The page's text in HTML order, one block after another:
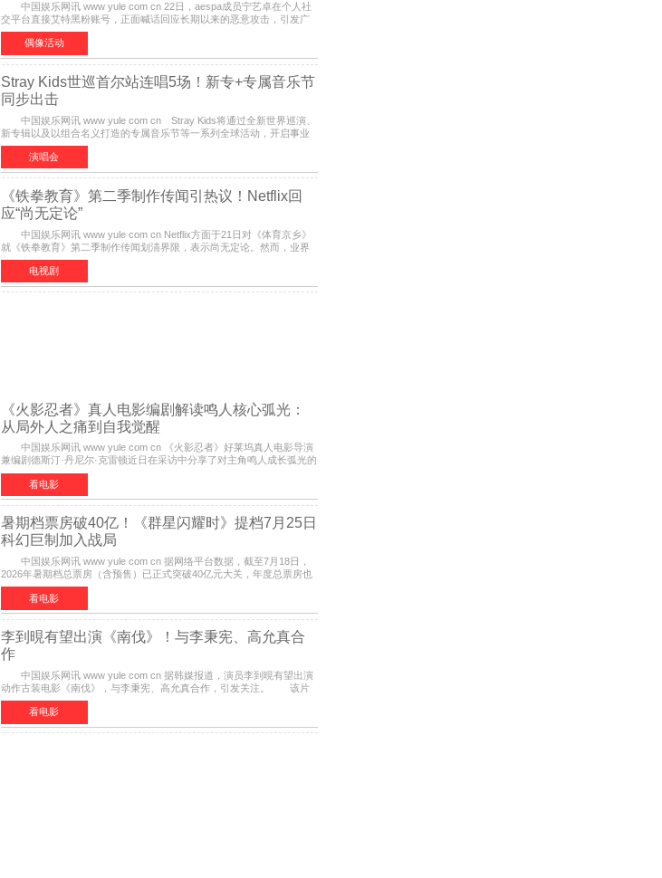
中国娱乐网讯 www yule com cn 22日，aespa成员宁艺卓在个人社
交平台直接艾特黑粉账号，正面喊话回应长期以来的恶意攻击，引发广
泛关注。 宁艺卓在文中表示，自己早已注意到部分网友持续
偶像活动
Stray Kids世巡首尔站连唱5场！新专+专属音乐节
同步出击
中国娱乐网讯 www yule com cn Stray Kids将通过全新世界巡演、
新专辑以及以组合名义打造的专属音乐节等一系列全球活动，开启事业
发展的全新篇章。 Stray Kids将于7月25日至26日、29日
演唱会
《铁拳教育》第二季制作传闻引热议！Netflix回
应“尚无定论”
中国娱乐网讯 www yule com cn Netflix方面于21日对《体育京乡》
就《铁拳教育》第二季制作传闻划清界限，表示尚无定论。然而，业界
却有传闻称已就《铁拳教育》第二季的制作展开了讨论——《
电视剧
《火影忍者》真人电影编剧解读鸣人核心弧光：
从局外人之痛到自我觉醒
中国娱乐网讯 www yule com cn 《火影忍者》好莱坞真人电影导演
兼编剧德斯汀·丹尼尔·克雷顿近日在采访中分享了对主角鸣人成长弧光的
理解，透露电影将深入探索鸣人作为局外人的情感历程。
看电影
暑期档票房破40亿！《群星闪耀时》提档7月25日
科幻巨制加入战局
中国娱乐网讯 www yule com cn 据网络平台数据，截至7月18日，
2026年暑期档总票房（含预售）已正式突破40亿元大关，年度总票房也
随之逼近197亿元。超百部中外佳片同台竞技，点燃了盛夏的电
看电影
李到晛有望出演《南伐》！与李秉宪、高允真合
作
中国娱乐网讯 www yule com cn 据韩媒报道，演员李到晛有望出演
动作古装电影《南伐》，与李秉宪、高允真合作，引发关注。 该片
为动作古装片，讲述朝鲜初期，为了解救被倭寇绑走的俘虏，9
看电影